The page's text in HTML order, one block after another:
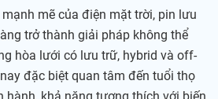
mẽ của điện mặt trời, pin lưu
trở thành giải pháp không thể
hòa lưới có lưu trữ, hybrid và off-
đặc biệt quan tâm đến tuổi thọ